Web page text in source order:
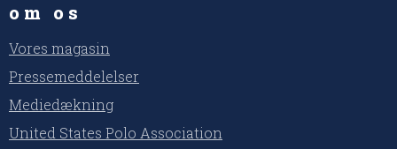
om os
Vores magasin
Pressemeddelelser
Mediedækning
United States Polo Association